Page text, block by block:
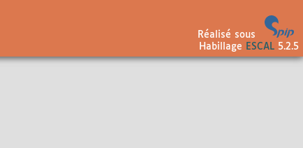
Réalisé sous
Habillage
ESCAL5.2.5